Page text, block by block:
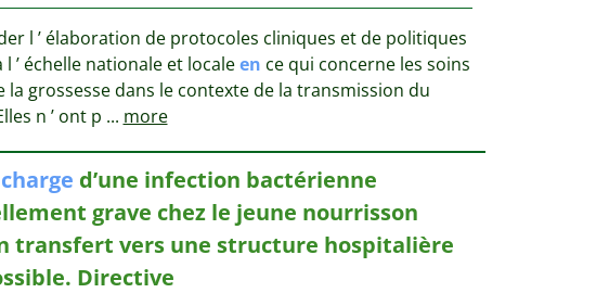
l ’ élaboration de protocoles cliniques et de politiques
’ échelle nationale et localeen ce qui concerne les soins
la grossesse dans le contexte de la transmission du
n ’ ont p ... more
charge d’une infection bactérienne
grave chez le jeune nourrisson
transfert vers une structure hospitalière
Directive